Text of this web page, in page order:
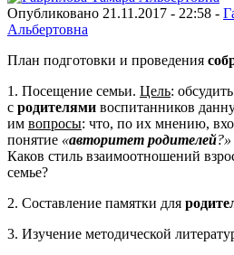
Опубликовано 21.11.2017 - 22:58 -
Альбертовна
План подготовки и проведения
1. Посещение семьи. Цель: обсудить
с родителями воспитанников
им вопросы: что, по их мнению,
понятие «авторитет родителей?»
Каков стиль взаимоотношений
семье?
2. Составление памятки для
3. Изучение методической